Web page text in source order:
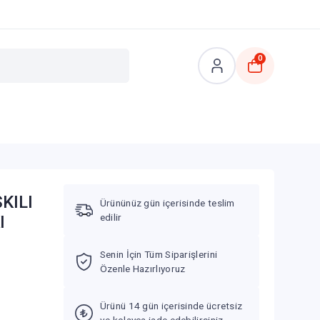
0
Ürününüz gün içerisinde teslim
edilir
Senin İçin Tüm Siparişlerini
Özenle Hazırlıyoruz
Ürünü 14 gün içerisinde ücretsiz